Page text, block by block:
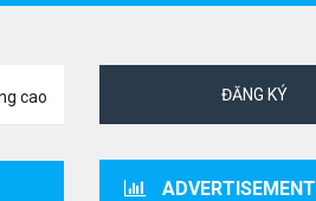
cao ĐĂNG KÝ
ADVERTISEMENT